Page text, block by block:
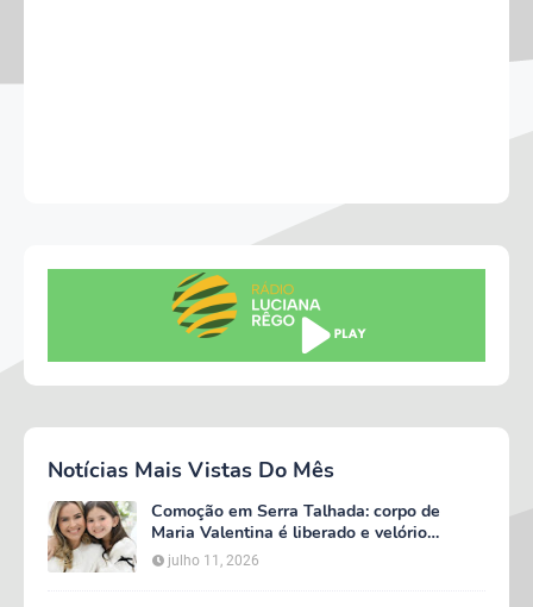
Notícias Mais Vistas Do Mês
Comoção em Serra Talhada: corpo de
Maria Valentina é liberado e velório
começa às 5h deste domingo
julho 11, 2026